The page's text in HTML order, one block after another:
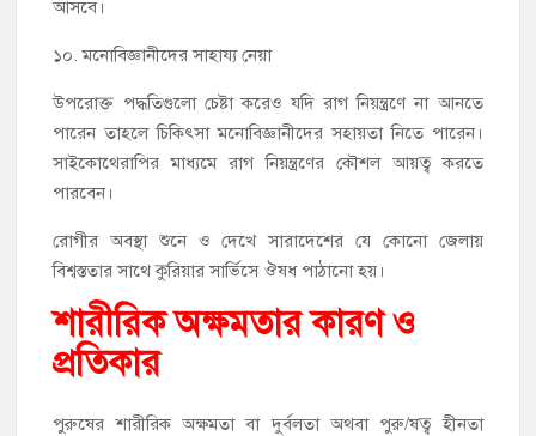
আসবে।
১০. মনোবিজ্ঞানীদের সাহায্য নেয়া
উপরোক্ত পদ্ধতিগুলো চেষ্টা করেও যদি রাগ নিয়ন্ত্রণে না আনতে
পারেন তাহলে চিকিৎসা মনোবিজ্ঞানীদের সহায়তা নিতে পারেন।
সাইকোথেরাপির মাধ্যমে রাগ নিয়ন্ত্রণের কৌশল আয়ত্ব করতে
পারবেন।
রোগীর অবস্থা শুনে ও দেখে সারাদেশের যে কোনো জেলায়
বিশ্বস্ততার সাথে কুরিয়ার সার্ভিসে ঔষধ পাঠানো হয়।
শারীরিক অক্ষমতার কারণ ও
প্রতিকার
পুরুষের শারীরিক অক্ষমতা বা দুর্বলতা অথবা পুরু/ষত্ব হীনতা